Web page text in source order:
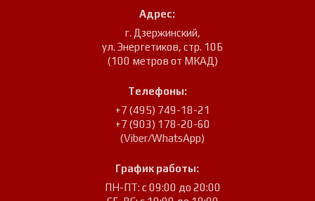
Адрес:
г. Дзержинский,
ул. Энергетиков, стр. 10Б
(100 метров от МКАД)
Телефоны:
+7 (495) 749-18-21
+7 (903) 178-20-60
(Viber/WhatsApp)
График работы:
ПН-ПТ: с 09:00 до 20:00